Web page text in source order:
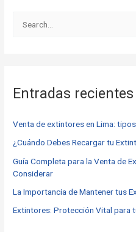
a
p
o
r
:
Entradas recientes
Venta de extintores en Lima:
¿Cuándo Debes Recargar tu
Guía Completa para la Venta de
Considerar
La Importancia de Mantener tus
Extintores: Protección Vital para